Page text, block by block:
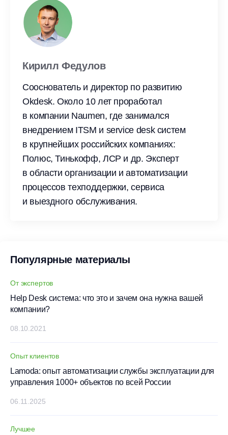
Кирилл Федулов
Сооснователь и директор по развитию
Okdesk. Около 10 лет проработал
в компании Naumen, где занимался
внедрением ITSM и service desk систем
в крупнейших российских компаниях:
Полюс, Тинькофф, ЛСР и др. Эксперт
в области организации и автоматизации
процессов техподдержки, сервиса
и выездного обслуживания.
Популярные материалы
От экспертов
Help Desk система: что это и зачем она нужна вашей
компании?
08.10.2021
Опыт клиентов
Lamoda: опыт автоматизации службы эксплуатации для
управления 1000+ объектов по всей России
06.11.2025
Лучшее